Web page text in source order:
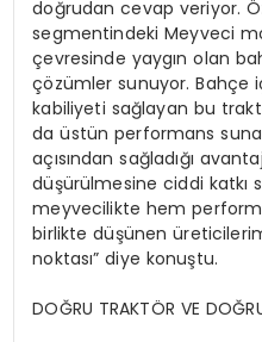
doğrudan cevap veriyor.
segmentindeki Meyveci
çevresinde yaygın olan
çözümler sunuyor. Bahçe
kabiliyeti sağlayan bu
da üstün performans
açısından sağladığı
düşürülmesine ciddi katkı
meyvecilikte hem
birlikte düşünen
noktası” diye konuştu.
DOĞRU TRAKTÖR VE